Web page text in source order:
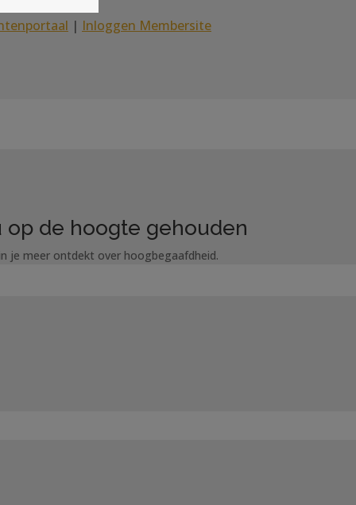
| Inloggen Membersite
op de hoogte gehouden
je meer ontdekt over hoogbegaafdheid.